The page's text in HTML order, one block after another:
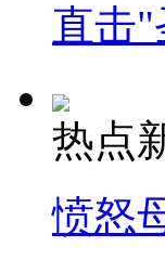
直击"
热点
愤怒